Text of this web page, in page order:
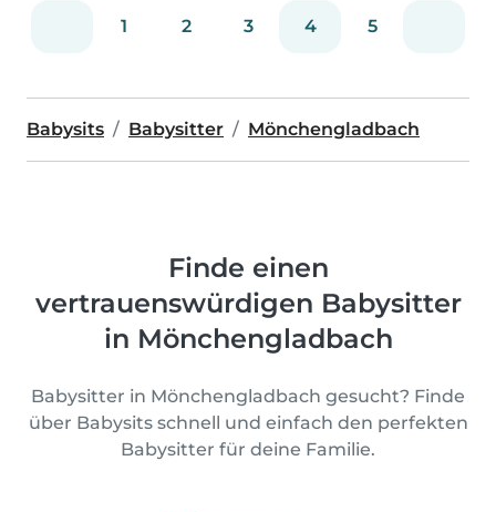
1 2 3 4 5
Babysits Babysitter Mönchengladbach
Finde einen
vertrauenswürdigen Babysitter
in Mönchengladbach
Babysitter in Mönchengladbach gesucht? Finde
über Babysits schnell und einfach den perfekten
Babysitter für deine Familie.